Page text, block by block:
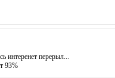
интеренет перерыл...
93%